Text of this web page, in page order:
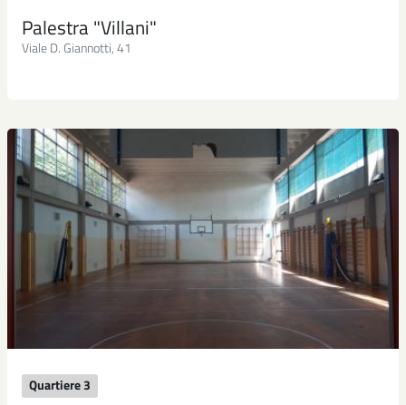
Palestra "Villani"
Viale D. Giannotti, 41
Quartiere 3